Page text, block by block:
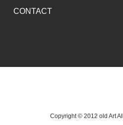
CONTACT
Copyright © 2012 old Art